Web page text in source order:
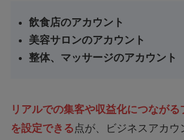
飲食店のアカウント
美容サロンのアカウント
整体、マッサージのアカウント
リアルでの集客や収益化につながる
を設定できる 点が、ビジネスアカウ